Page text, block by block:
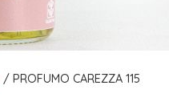
/ PROFUMO CAREZZA 115